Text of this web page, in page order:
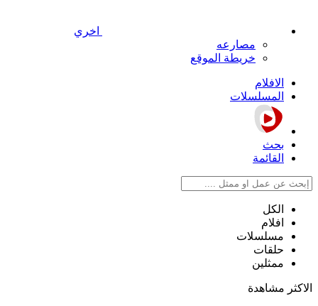
اخري
مصارعه
خريطة الموقع
الافلام
المسلسلات
بحث
القائمة
الكل
افلام
مسلسلات
حلقات
ممثلين
الاكثر مشاهدة